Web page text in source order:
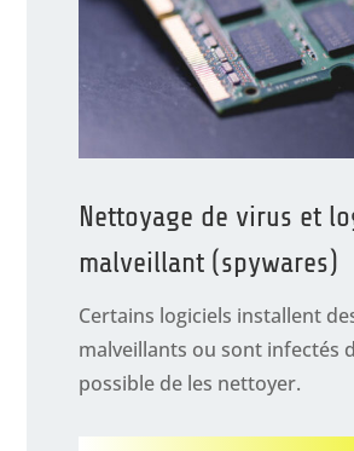
Nettoyage de virus et
malveillant (spywares)
Certains logiciels installent
malveillants ou sont infectés
possible de les nettoyer.